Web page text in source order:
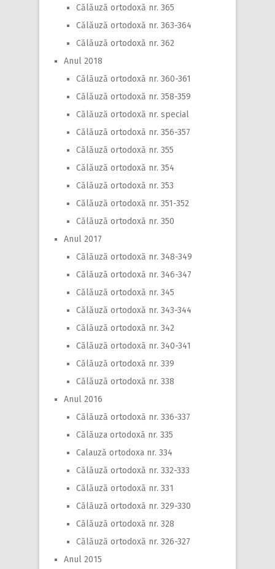
Călăuză ortodoxă nr. 365
Călăuză ortodoxă nr. 363-364
Călăuză ortodoxă nr. 362
Anul 2018
Călăuză ortodoxă nr. 360-361
Călăuză ortodoxă nr. 358-359
Călăuză ortodoxă nr. special
Călăuză ortodoxă nr. 356-357
Călăuză ortodoxă nr. 355
Călăuză ortodoxă nr. 354
Călăuză ortodoxă nr. 353
Călăuză ortodoxă nr. 351-352
Călăuză ortodoxă nr. 350
Anul 2017
Călăuză ortodoxă nr. 348-349
Călăuză ortodoxă nr. 346-347
Călăuză ortodoxă nr. 345
Călăuză ortodoxă nr. 343-344
Călăuză ortodoxă nr. 342
Călăuză ortodoxă nr. 340-341
Călăuză ortodoxă nr. 339
Călăuză ortodoxă nr. 338
Anul 2016
Călăuză ortodoxă nr. 336-337
Călăuza ortodoxă nr. 335
Calauză ortodoxa nr. 334
Călăuză ortodoxă nr. 332-333
Călăuză ortodoxă nr. 331
Călăuză ortodoxă nr. 329-330
Călăuză ortodoxă nr. 328
Călăuză ortodoxă nr. 326-327
Anul 2015